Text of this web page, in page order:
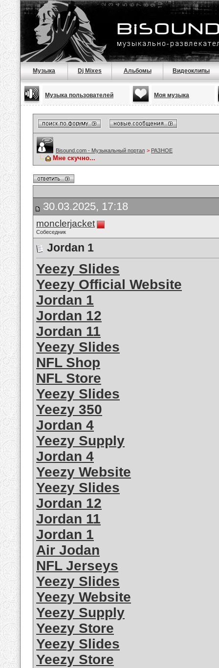
Музыка Dj Mixes Альбомы Видеоклипы
Музыка пользователей Моя музыка
Bisound.com - Музыкальный портал > РАЗНОЕ
Мне скучно...
30.03.2025, 17:18
monclerjacket
Собеседник
Jordan 1
Yeezy Slides
Yeezy Official Website
Jordan 1
Jordan 12
Jordan 11
Yeezy Slides
NFL Shop
NFL Store
Yeezy Slides
Yeezy 350
Jordan 4
Yeezy Supply
Jordan 4
Yeezy Website
Yeezy Slides
Jordan 12
Jordan 11
Jordan 1
Air Jodan
NFL Jerseys
Yeezy Slides
Yeezy Website
Yeezy Supply
Yeezy Store
Yeezy Slides
Yeezy Store